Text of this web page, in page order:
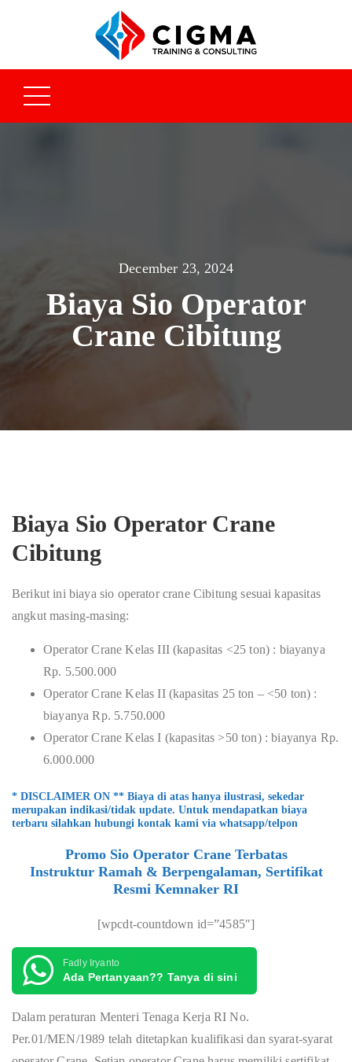
December 23, 2024
Biaya Sio Operator
Crane Cibitung
Biaya Sio Operator Crane
Cibitung
Berikut ini biaya sio operator crane Cibitung sesuai kapasitas
angkut masing-masing:
Operator Crane Kelas III (kapasitas <25 ton) : biayanya
Rp. 5.500.000
Operator Crane Kelas II (kapasitas 25 ton – <50 ton) :
biayanya Rp. 5.750.000
Operator Crane Kelas I (kapasitas >50 ton) : biayanya Rp.
6.000.000
* DISCLAIMER ON ** Biaya di atas hanya ilustrasi, sekedar
merupakan indikasi/tidak update. Untuk mendapatkan biaya
terbaru silahkan hubungi kontak kami via whatsapp/telpon
Promo Sio Operator Crane Terbatas
Instruktur Ramah & Berpengalaman, Sertifikat
Resmi Kemnaker RI
[wpcdt-countdown id=”4585″]
Fadly Iryanto
Ada Pertanyaan?? Tanya di sini
Dalam peraturan Menteri Tenaga Kerja RI No.
Per.01/MEN/1989 telah ditetapkan kualifikasi dan syarat-syarat